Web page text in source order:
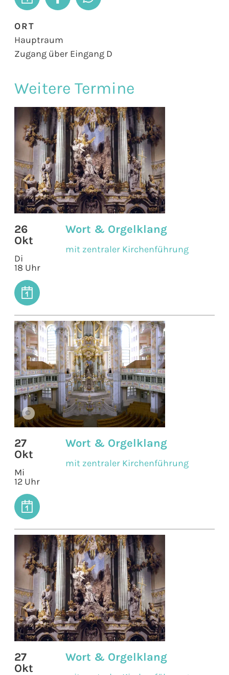
ORT
Hauptraum
Zugang über Eingang D
Weitere Termine
26
Okt
Di
18 Uhr
Wort & Orgelklang
mit zentraler Kirchenführung
©
27
Okt
Mi
12 Uhr
Wort & Orgelklang
mit zentraler Kirchenführung
27
Okt
Wort & Orgelklang